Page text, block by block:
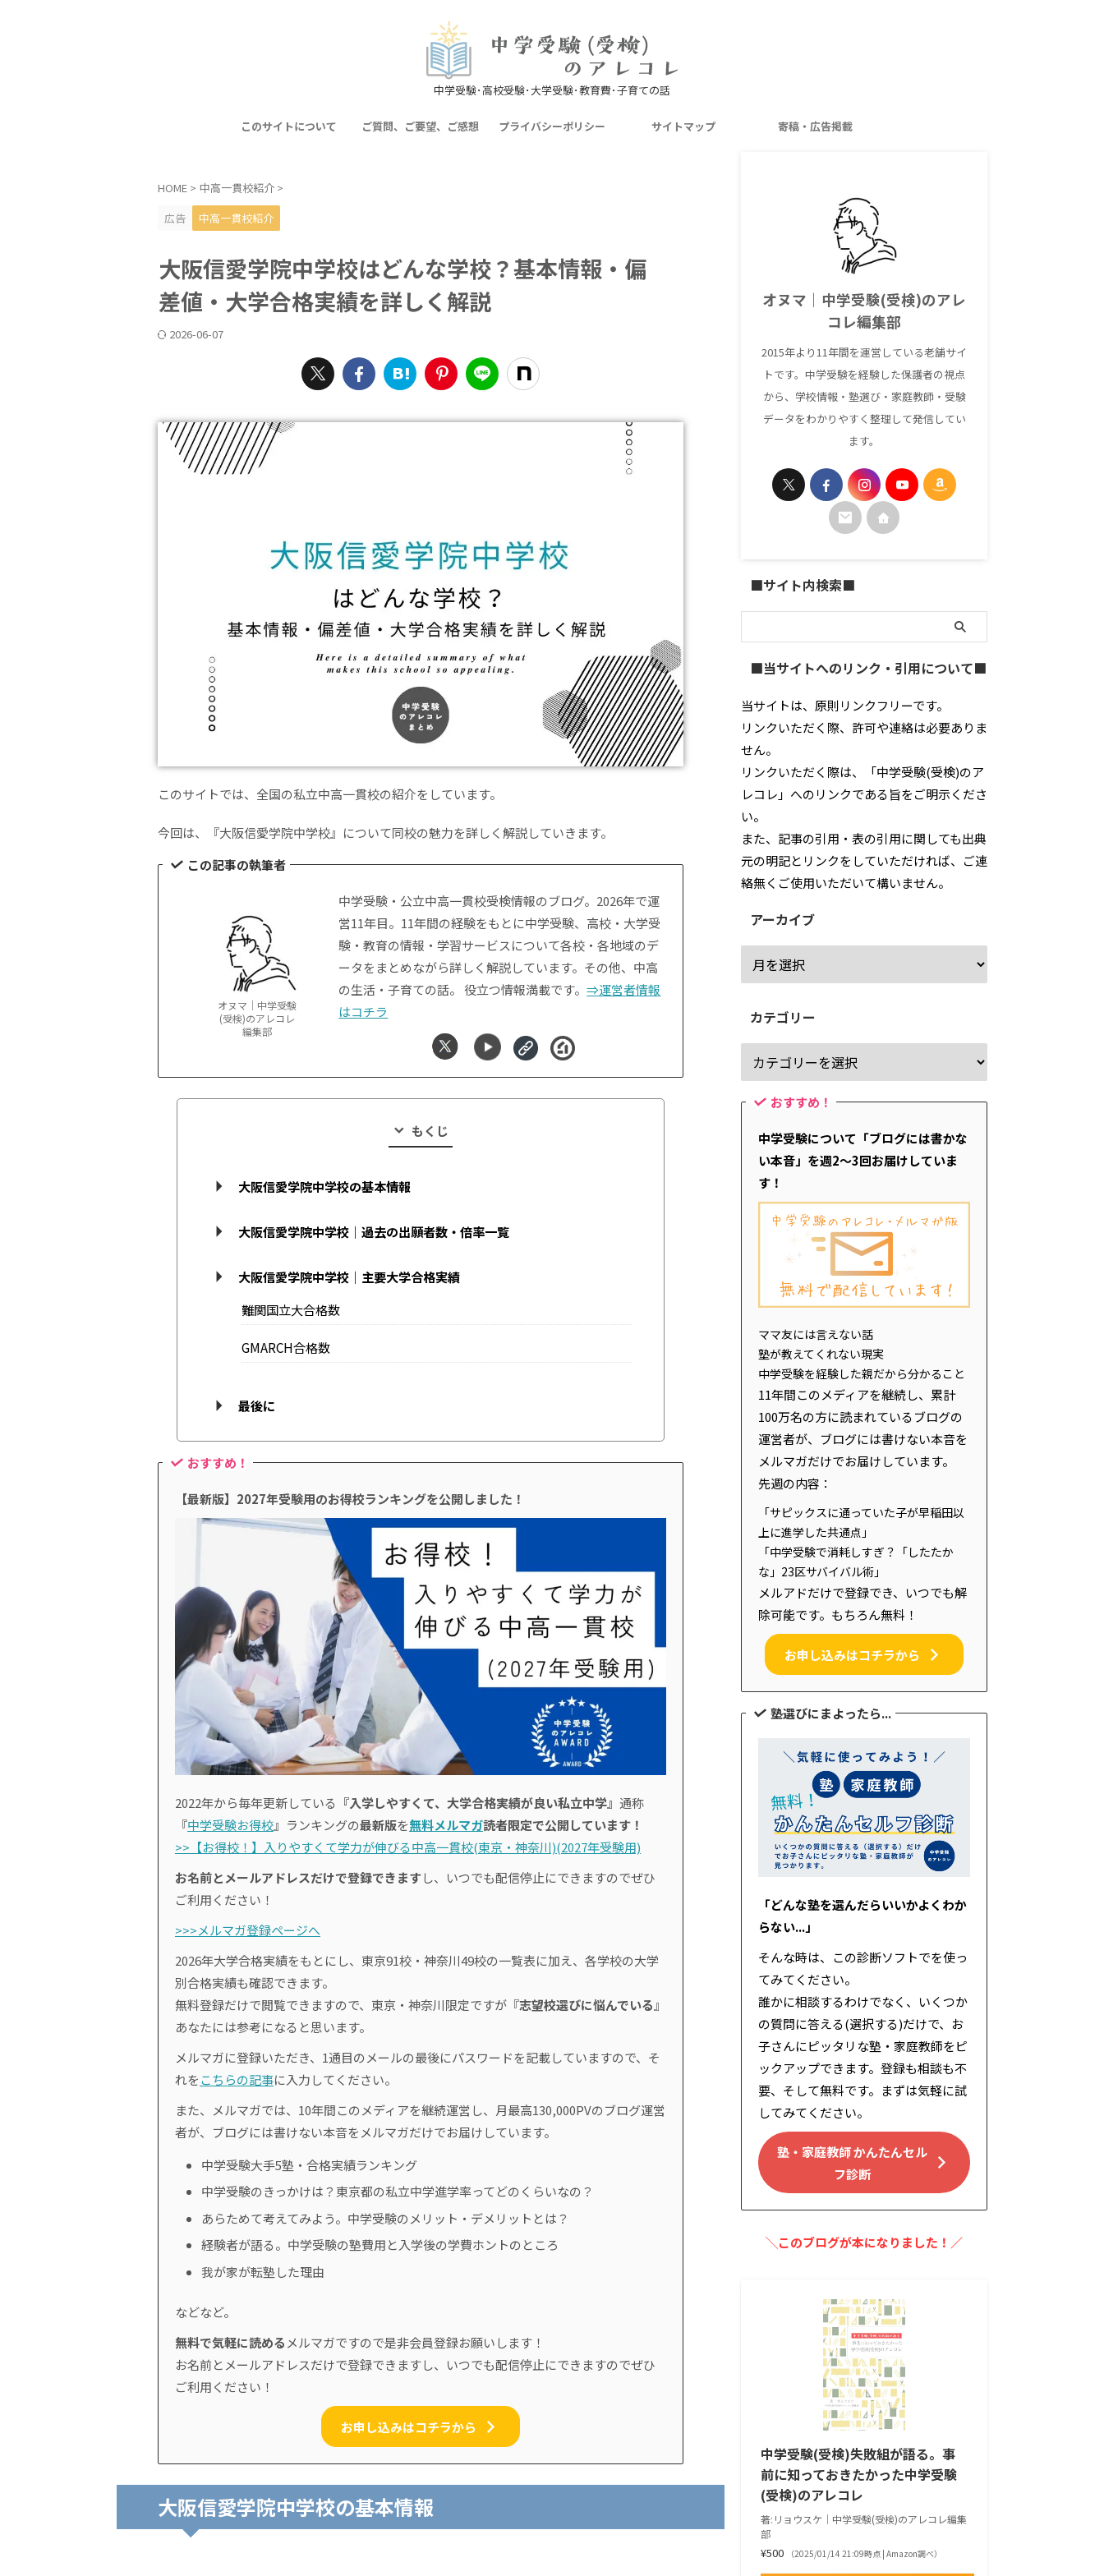
中学受験･高校受験･大学受験･教育費･子育ての話
このサイトについて ご質問、ご要望、ご感想 プライバシーポリシー サイトマップ 寄稿・広告掲載
HOME > 中高一貫校紹介 >
広告
中高一貫校紹介
大阪信愛学院中学校はどんな学校？基本情報・偏
差値・大学合格実績を詳しく解説
2026-06-07
このサイトでは、全国の私立中高一貫校の紹介をしています。
今回は、『大阪信愛学院中学校』について同校の魅力を詳しく解説していきます。
この記事の執筆者
オヌマ｜中学受験
(受検)のアレコレ
編集部
中学受験・公立中高一貫校受検情報のブログ。2026年で運
営11年目。11年間の経験をもとに中学受験、高校・大学受
験・教育の情報・学習サービスについて各校・各地域のデ
ータをまとめながら詳しく解説しています。その他、中高
の生活・子育ての話。 役立つ情報満載です。⇒運営者情報
はコチラ
もくじ
大阪信愛学院中学校の基本情報
大阪信愛学院中学校｜過去の出願者数・倍率一覧
大阪信愛学院中学校｜主要大学合格実績
難関国立大合格数
GMARCH合格数
最後に
おすすめ！
【最新版】2027年受験用のお得校ランキングを公開しました！
2022年から毎年更新している 『入学しやすくて、大学合格実績が良い私立中学』 通称
『中学受験お得校』ランキングの最新版を無料メルマガ読者限定で公開しています！
>>【お得校！】入りやすくて学力が伸びる中高一貫校(東京・神奈川)(2027年受験用)
お名前とメールアドレスだけで登録できますし、いつでも配信停止にできますのでぜひ
ご利用ください！
>>>メルマガ登録ページへ
2026年大学合格実績をもとにし、東京91校・神奈川49校の一覧表に加え、各学校の大学
別合格実績も確認できます。
無料登録だけで閲覧できますので、東京・神奈川限定ですが『志望校選びに悩んでいる 』
あなたには参考になると思います。
メルマガに登録いただき、1通目のメールの最後にパスワードを記載していますので、そ
れをこちらの記事に入力してください。
また、メルマガでは、10年間このメディアを継続運営し、月最高130,000PVのブログ運営
者が、ブログには書けない本音をメルマガだけでお届けしています。
中学受験大手5塾・合格実績ランキング
中学受験のきっかけは？東京都の私立中学進学率ってどのくらいなの？
あらためて考えてみよう。中学受験のメリット・デメリットとは？
経験者が語る。中学受験の塾費用と入学後の学費ホントのところ
我が家が転塾した理由
などなど。
無料で気軽に読めるメルマガですので是非会員登録お願いします！
お名前とメールアドレスだけで登録できますし、いつでも配信停止にできますのでぜひ
ご利用ください！
お申し込みはコチラから
大阪信愛学院中学校の基本情報
オヌマ｜中学受験(受検)のアレ
コレ編集部
2015年より11年間を運営している老舗サイ
トです。中学受験を経験した保護者の視点
から、学校情報・塾選び・家庭教師・受験
データをわかりやすく整理して発信してい
ます。
■サイト内検索■
■当サイトへのリンク・引用について■
当サイトは、原則リンクフリーです。
リンクいただく際、許可や連絡は必要ありま
せん。
リンクいただく際は、「中学受験(受検)のア
レコレ」へのリンクである旨をご明示くださ
い。
また、記事の引用・表の引用に関しても出典
元の明記とリンクをしていただければ、ご連
絡無くご使用いただいて構いません。
アーカイブ
カテゴリー
おすすめ！
中学受験について「ブログには書かな
い本音」を週2～3回お届けしていま
す！
ママ友には言えない話
塾が教えてくれない現実
中学受験を経験した親だから分かること
11年間このメディアを継続し、累計
100万名の方に読まれているブログの
運営者が、ブログには書けない本音を
メルマガだけでお届けしています。
先週の内容：
「サピックスに通っていた子が早稲田以
上に進学した共通点」
「中学受験で消耗しすぎ？「したたか
な」23区サバイバル術」
メルアドだけで登録でき、いつでも解
除可能です。もちろん無料！
お申し込みはコチラから
塾選びにまよったら...
「どんな塾を選んだらいいかよくわか
らない...」
そんな時は、この診断ソフトでを使っ
てみてください。
誰かに相談するわけでなく、いくつか
の質問に答える(選択する)だけで、お
子さんにピッタリな塾・家庭教師をピ
ックアップできます。登録も相談も不
要、そして無料です。まずは気軽に試
してみてください。
塾・家庭教師 かんたんセル
フ診断
╲このブログが本になりました！／
中学受験(受検)失敗組が語る。事
前に知っておきたかった中学受験
(受検)のアレコレ
著:リョウスケ｜中学受験(受検)のアレコレ編集
部
¥500 （2025/01/14 21:09時点 | Amazon調べ）